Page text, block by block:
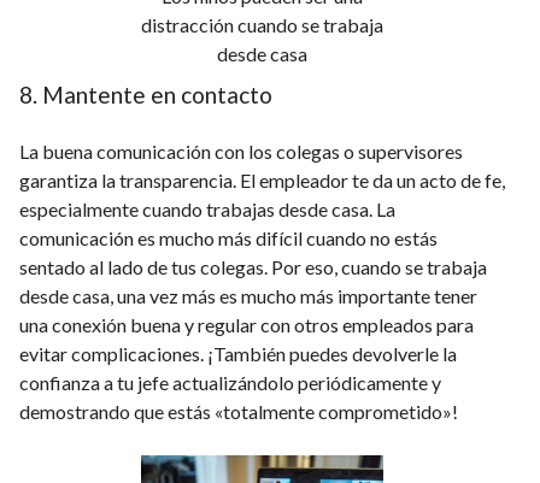
distracción cuando se trabaja
desde casa
8. Mantente en contacto
La buena comunicación con los colegas o supervisores
garantiza la transparencia. El empleador te da un acto de fe,
especialmente cuando trabajas desde casa. La
comunicación es mucho más difícil cuando no estás
sentado al lado de tus colegas. Por eso, cuando se trabaja
desde casa, una vez más es mucho más importante tener
una conexión buena y regular con otros empleados para
evitar complicaciones. ¡También puedes devolverle la
confianza a tu jefe actualizándolo periódicamente y
demostrando que estás «totalmente comprometido»!